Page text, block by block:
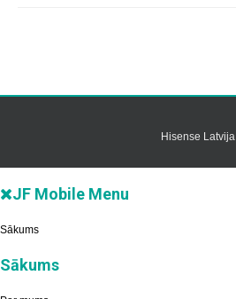
Hisense Latvija
JF Mobile Menu
Sākums
Sākums